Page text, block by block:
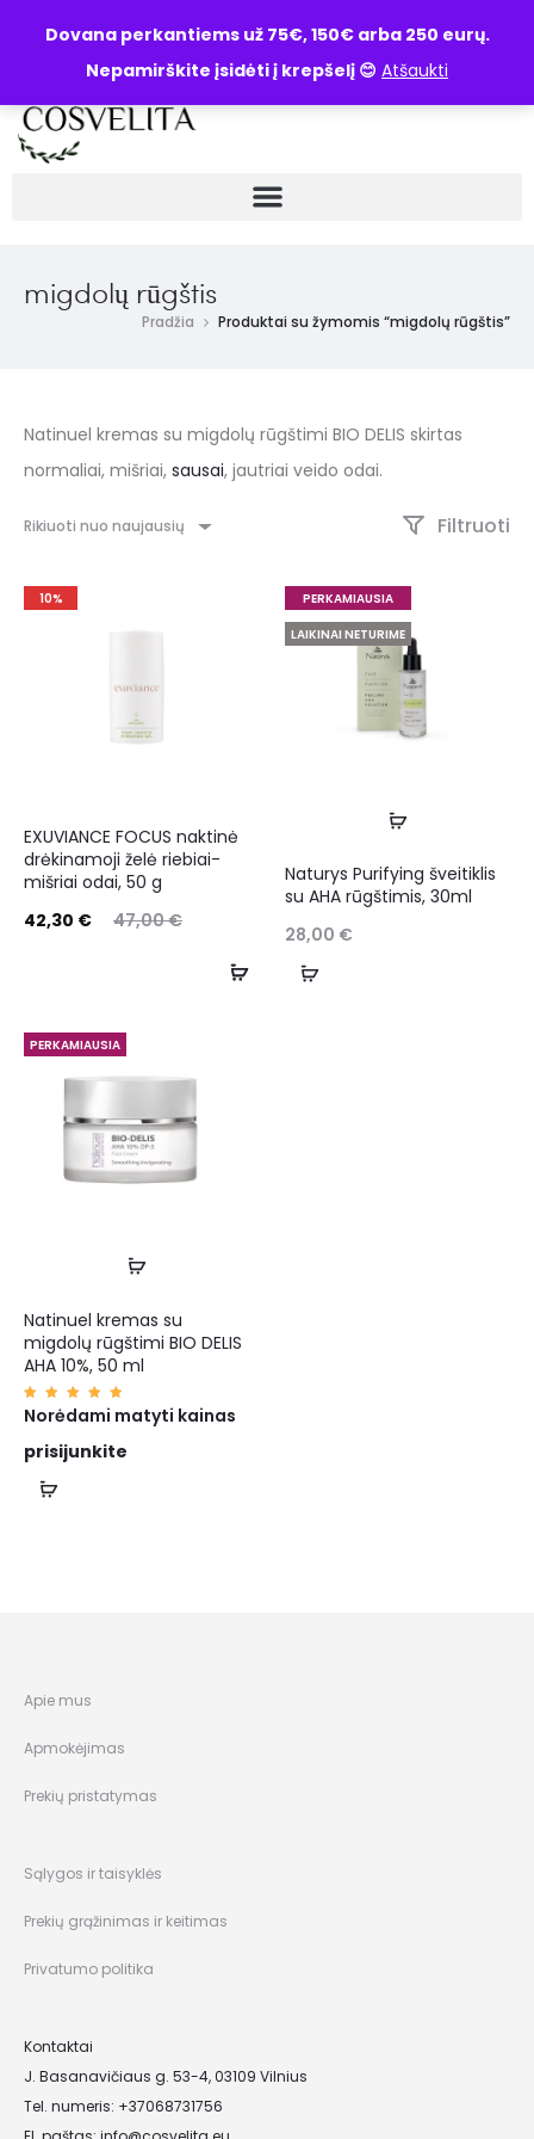
Dovana perkantiems už 75€, 150€ arba 250 eurų.
Nepamirškite įsidėti į krepšelį 😊 Atšaukti
UŽKLAUSA
migdolų rūgštis
Pradžia Produktai su žymomis “migdolų rūgštis”
Natinuel kremas su migdolų rūgštimi BIO DELIS skirtas
normaliai, mišriai, sausai, jautriai veido odai.
Rikiuoti nuo naujausių Filtruoti
10%
EXUVIANCE FOCUS naktinė
drėkinamoji želė riebiai-
mišriai odai, 50 g
47,00€
42,30 €
PERKAMIAUSIA
LAIKINAI NETURIME
Naturys Purifying šveitiklis
su AHA rūgštimis, 30ml
28,00 €
PERKAMIAUSIA
Natinuel kremas su
migdolų rūgštimi BIO DELIS
AHA 10%, 50 ml
Įvertin
imas:
iš 5
Norėdami matyti kainas
prisijunkite
Apie mus
Apmokėjimas
Prekių pristatymas
Sąlygos ir taisyklės
Prekių grąžinimas ir keitimas
Privatumo politika
Kontaktai
J. Basanavičiaus g. 53-4, 03109 Vilnius
Tel. numeris: +37068731756